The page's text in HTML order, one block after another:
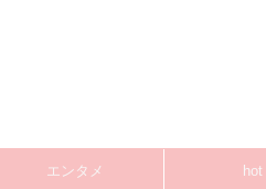
エンタメ hot